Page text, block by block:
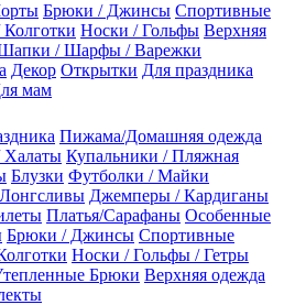
Брюки / Джинсы Спортивные
Носки / Гольфы Верхняя
/ Шарфы / Варежки
Декор Открытки Для праздника
мам
Пижама/Домашняя одежда
Халаты Купальники / Пляжная
Блузки Футболки / Майки
Лонгсливы Джемперы / Кардиганы
Платья/Сарафаны Особенные
Брюки / Джинсы Спортивные
Носки / Гольфы / Гетры
Брюки Верхняя одежда